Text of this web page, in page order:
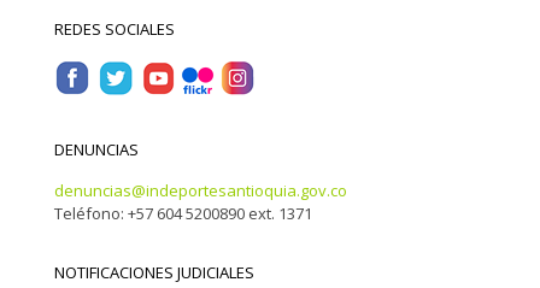
REDES SOCIALES
DENUNCIAS
denuncias@indeportesantioquia.gov.co
Teléfono: +57 604 5200890 ext. 1371
NOTIFICACIONES JUDICIALES